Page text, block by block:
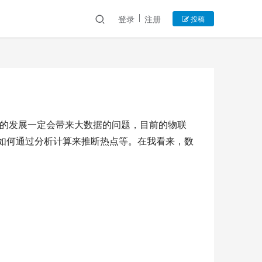
登录 注册 投稿
发展一定会带来大数据的问题，目前的物联
通过分析计算来推断热点等。在我看来，数